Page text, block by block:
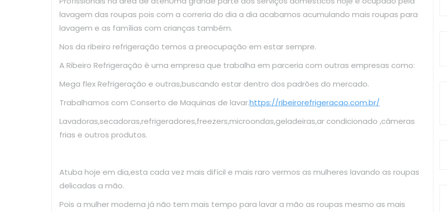
lavagem das roupas pois com a correria do dia a dia acabamos acumulando mais roupas para
lavagem e as famílias com crianças também.
Nos da ribeiro refrigeração temos a preocupação em estar sempre.
A Ribeiro Refrigeração é uma empresa que trabalha em parceria com outras empresas como:
Mega flex Refrigeração e outras,buscando estar dentro dos padrões do mercado.
Trabalhamos com Conserto de Maquinas de lavar.https://ribeirorefrigeracao.com.br/
Lavadoras,secadoras,refrigeradores,freezers,microondas,geladeiras,ar condicionado ,câmeras
frias e outros produtos.
Atuba hoje em dia,esta cada vez mais difícil e mais raro vermos as mulheres lavando as roupas
delicadas a mão.
Pois a mulher moderna já não tem mais tempo para lavar a mão as roupas mesmo as mais